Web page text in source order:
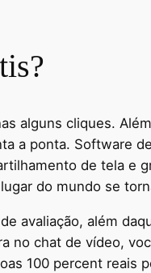
alguns cliques.
a ponta. Software
de tela e
do mundo se
avaliação, além
no chat de vídeo,
100 percent reais